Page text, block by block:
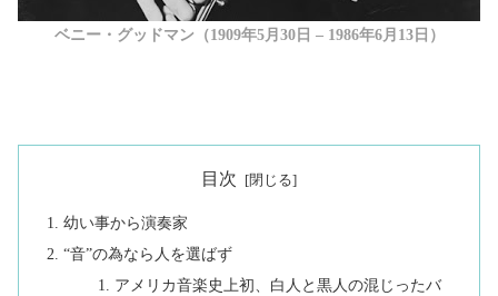
ベニー・グッドマン（1909年5月30日 – 1986年6月13日）
目次
幼い事から演奏家
“音”の為なら人を選ばず
アメリカ音楽史上初、白人と黒人の混じったバ